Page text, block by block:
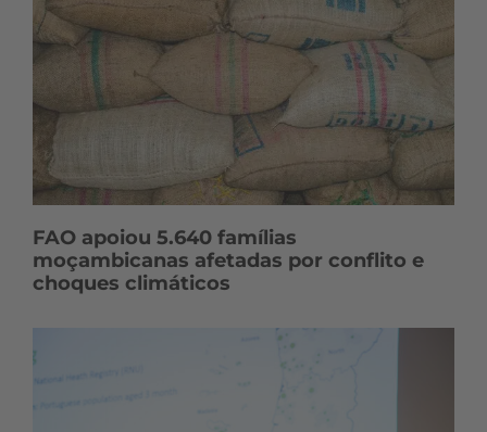
FAO apoiou 5.640 famílias
moçambicanas afetadas por conflito e
choques climáticos